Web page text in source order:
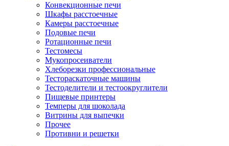
Конвекционные печи
Шкафы расстоечные
Камеры расстоечные
Подовые печи
Ротационные печи
Тестомесы
Мукопросеиватели
Хлеборезки профессиональные
Тестораскаточные машины
Тестоделители и тестоокруглители
Пищевые принтеры
Темперы для шоколада
Витрины для выпечки
Прочее
Противни и решетки